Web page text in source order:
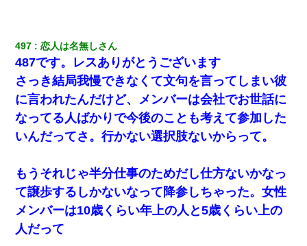
【衝撃】嫁父の会社に勤続１０年、手取り１４万 → 俺「２２万も
らえる会社から誘われた。転職したい」義父「クビ！（激怒」嫁
「離婚！（激怒」
元夫の連れ子「俺の結婚式の時くらい、母親としての責任を果た
そうとは思わないのか！」→どうも連れ子は…
張り紙が！大家「面倒はごめんだよ」私「はあ」→警察に行き、
見回りで犯人が捕まったが、それが…｜生活｜ヌルポあんてな
ナンパにほいほい付いていった私、地獄に落ちる
497 恋人は名無しさん
487です。レスありがとうございます
さっき結局我慢できなくて文句を言ってしまい彼
に言われたんだけど、メンバーは会社でお世話に
なってる人ばかりで今後のことも考えて参加した
いんだってさ。行かない選択肢ないからって。
もうそれじゃ半分仕事のためだし仕方ないかなっ
て譲歩するしかないなって降参しちゃった。女性
メンバーは10歳くらい年上の人と5歳くらい上の
人だって